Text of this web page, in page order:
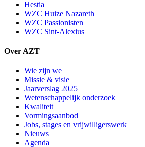
Hestia
WZC Huize Nazareth
WZC Passionisten
WZC Sint-Alexius
Over AZT
Wie zijn we
Missie & visie
Jaarverslag 2025
Wetenschappelijk onderzoek
Kwaliteit
Vormingsaanbod
Jobs, stages en vrijwilligerswerk
Nieuws
Agenda